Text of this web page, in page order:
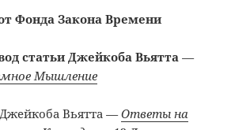
Фонда Закона Времени
статьи Джейкоба Вьятта —
Мышление
Вьятта— Ответы на